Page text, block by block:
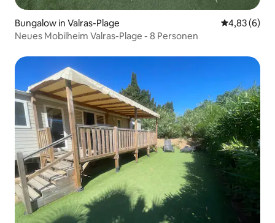
Bungalow in Valras-Plage
4,83 (6)
Neues Mobilheim Valras-Plage - 8 Personen